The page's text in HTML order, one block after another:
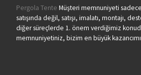
Pergola Tente Müşteri memnuniyeti sadece
satışında değil, satışı, imalatı, montajı,
diğer süreçlerde 1. önem verdiğimiz
memnuniyetiniz, bizim en büyük